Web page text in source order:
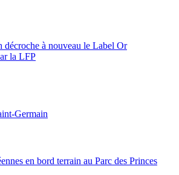
décroche à nouveau le Label Or
la LFP
Germain
en bord terrain au Parc des Princes